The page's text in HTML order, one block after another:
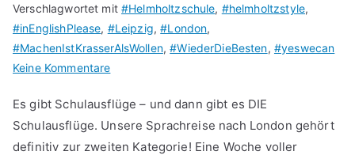
Verschlagwortet mit#Helmholtzschule, #helmholtzstyle,
#inEnglishPlease, #Leipzig,#London,
#MachenIstKrasserAlsWollen,#WiederDieBesten, #yeswecan
Keine Kommentarezu
Calling
–
Unsere
Es gibt Schulausflüge – und dann gibt es DIE
Schulausflüge. Unsere Sprachreise nach London gehört
definitiv zur zweiten Kategorie! Eine Woche voller